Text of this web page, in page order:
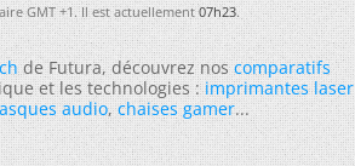
GMT +1. Il est actuellement07h23.
de Futura, découvrez noscomparatifs
et les technologies :imprimantes laser
audio,chaises gamer...